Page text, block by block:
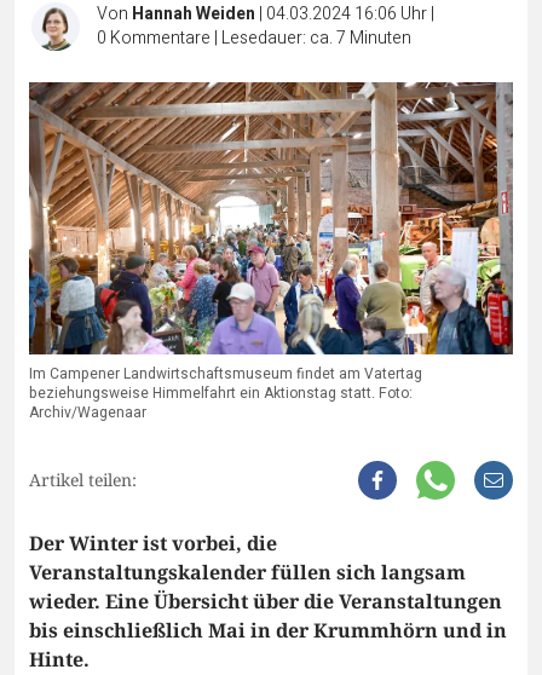
Von Hannah Weiden | 04.03.2024 16:06 Uhr|
0 Kommentare | Lesedauer: ca. 7 Minuten
Im Campener Landwirtschaftsmuseum findet am Vatertag
beziehungsweise Himmelfahrt ein Aktionstag statt. Foto:
Archiv/Wagenaar
Artikel teilen:
Der Winter ist vorbei, die
Veranstaltungskalender füllen sich langsam
wieder. Eine Übersicht über die Veranstaltungen
bis einschließlich Mai in der Krummhörn und in
Hinte.